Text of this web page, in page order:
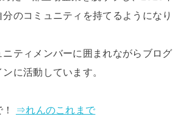
のコミュニティを持てるようになり
ティメンバーに囲まれながらブログ
に活動しています。
⇒れんのこれまで